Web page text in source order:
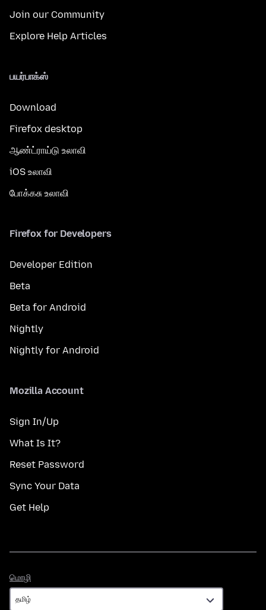
Join our Community
Explore Help Articles
பயர்பாக்ஸ்
Download
Firefox desktop
ஆண்ட்ராய்டு உலாவி
iOS உலாவி
போக்கசு உலாவி
Firefox for Developers
Developer Edition
Beta
Beta for Android
Nightly
Nightly for Android
Mozilla Account
Sign In/Up
What Is It?
Reset Password
Sync Your Data
Get Help
மொழி